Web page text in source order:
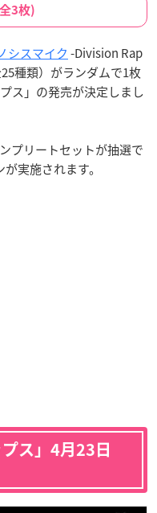
3枚)
シスマイク -Division Rap
種類）がランダムで1枚
ス」の発売が決定しまし
プリートセットが抽選で
実施されます。
ス」4月23日